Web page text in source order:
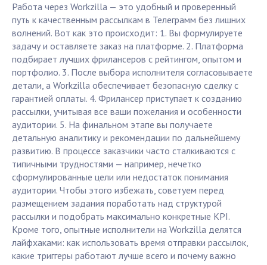
Работа через Workzilla — это удобный и проверенный
путь к качественным рассылкам в Телеграмм без лишних
волнений. Вот как это происходит: 1. Вы формулируете
задачу и оставляете заказ на платформе. 2. Платформа
подбирает лучших фрилансеров с рейтингом, опытом и
портфолио. 3. После выбора исполнителя согласовываете
детали, а Workzilla обеспечивает безопасную сделку с
гарантией оплаты. 4. Фрилансер приступает к созданию
рассылки, учитывая все ваши пожелания и особенности
аудитории. 5. На финальном этапе вы получаете
детальную аналитику и рекомендации по дальнейшему
развитию. В процессе заказчики часто сталкиваются с
типичными трудностями — например, нечетко
сформулированные цели или недостаток понимания
аудитории. Чтобы этого избежать, советуем перед
размещением задания поработать над структурой
рассылки и подобрать максимально конкретные KPI.
Кроме того, опытные исполнители на Workzilla делятся
лайфхаками: как использовать время отправки рассылок,
какие триггеры работают лучше всего и почему важно